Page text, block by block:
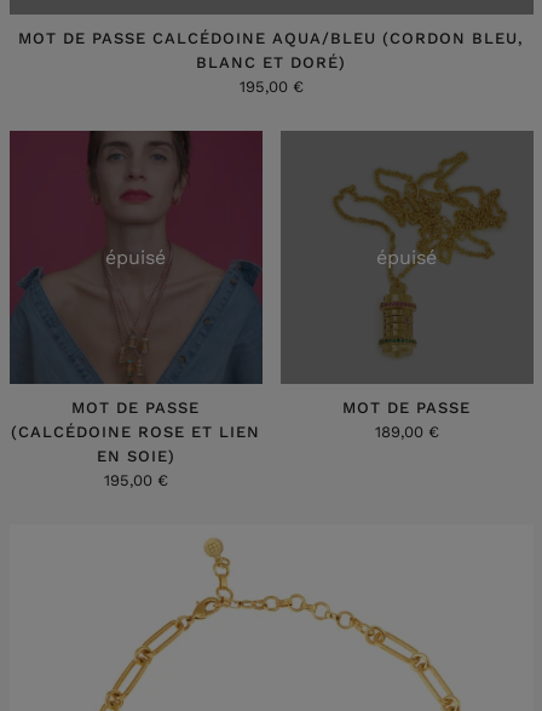
MOT DE PASSE CALCÉDOINE AQUA/BLEU (CORDON BLEU,
BLANC ET DORÉ)
195,00 €
épuisé
MOT DE PASSE
(CALCÉDOINE ROSE ET LIEN
EN SOIE)
195,00 €
épuisé
MOT DE PASSE
189,00 €